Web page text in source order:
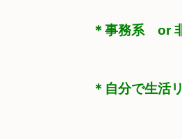
＊事務系　or
＊自分で生活